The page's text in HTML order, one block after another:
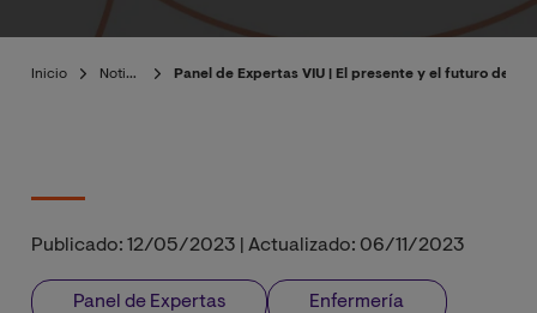
Inicio Noticias Panel de Expertas VIU | El presente y el futuro de
Publicado: 12/05/2023 Actualizado: 06/11/2023
Panel de Expertas Enfermería